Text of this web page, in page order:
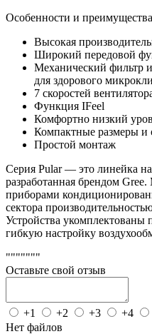
Особенности и
Высокая
Широкий передовой
Механический фильтр
для здорового
7 скоростей
Функция IFeel
Комфортно низкий
Компактные размеры и
Простой монтаж
Серия Pular — это линейка
разработанная брендом
приборами
сектора
Устройства укомплектованы
гибкую настройку
"""""""
Оставьте свой отзыв
+1 +2 +3 +4
Нет файлов